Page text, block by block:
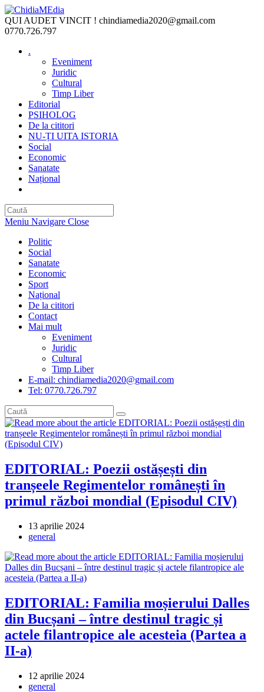
Skip
to
content
QUI AUDET VINCIT ! chindiamedia2020@gmail.com
0770.726.797
.
Eveniment
Juridic
Cultural
Timp Liber
Editorial
PSIHOLOG
De la cititori
NU-ȚI UITA ISTORIA
Social
Economic
Sanatate
Național
Meniu Navigare Close
Politic
Social
Sanatate
Economic
Sport
Național
De la cititori
Contact
Mai mult
Eveniment
Juridic
Cultural
Timp Liber
E-mail: chindiamedia2020@gmail.com
Tel: 0770.726.797
EDITORIAL: Poezii ostășești din
tranșeele Regimentelor românești în
primul război mondial (Episodul CIV)
Post
published:
13 aprilie 2024
Post
general
EDITORIAL: Familia moșierului Dalles
din Bucșani – între destinul tragic și
actele filantropice ale acesteia (Partea a
II-a)
Post
published:
12 aprilie 2024
Post
general